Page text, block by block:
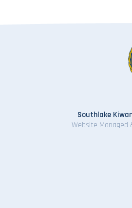
Southlake
Website Managed